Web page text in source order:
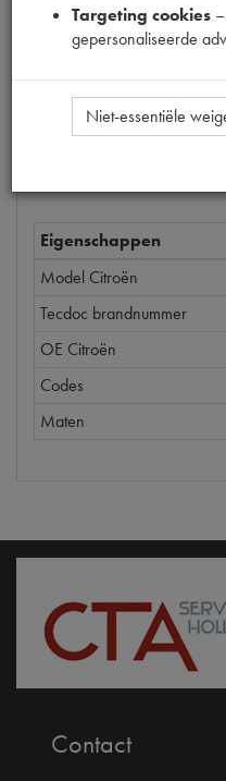
Bestel
Eigenschappen
Model Citroën
Tecdoc brandnummer
OE Citroën
Codes
Maten
Contact
Targeting cookies
gepersonaliseerde
Niet-essentiële